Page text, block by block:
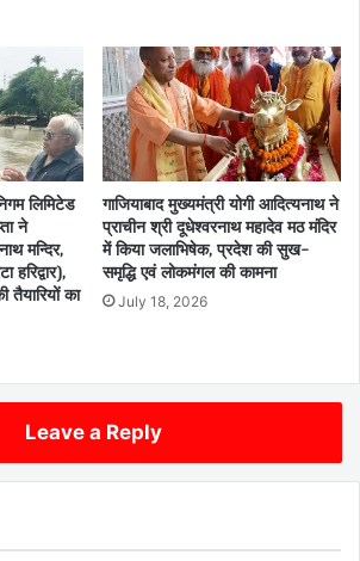
लिमिटेड
ने
मन्दिर,
हरिद्वार),
तैयारियों का
गाजियाबाद मुख्यमंत्री योगी आदित्यनाथ ने
प्राचीन श्री दूधेश्वरनाथ महादेव मठ मंदिर
में किया जलाभिषेक, प्रदेश की सुख-
समृद्धि एवं लोकमंगल की कामना
July 18, 2026
Leave a Reply